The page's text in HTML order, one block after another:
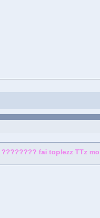
fai toplezz TTz